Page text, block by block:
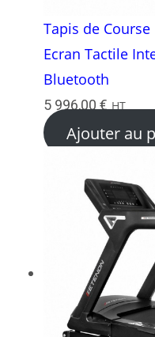
Tapis de
Ecran Tactile
Bluetooth
5 996,00 € HT
Ajouter au